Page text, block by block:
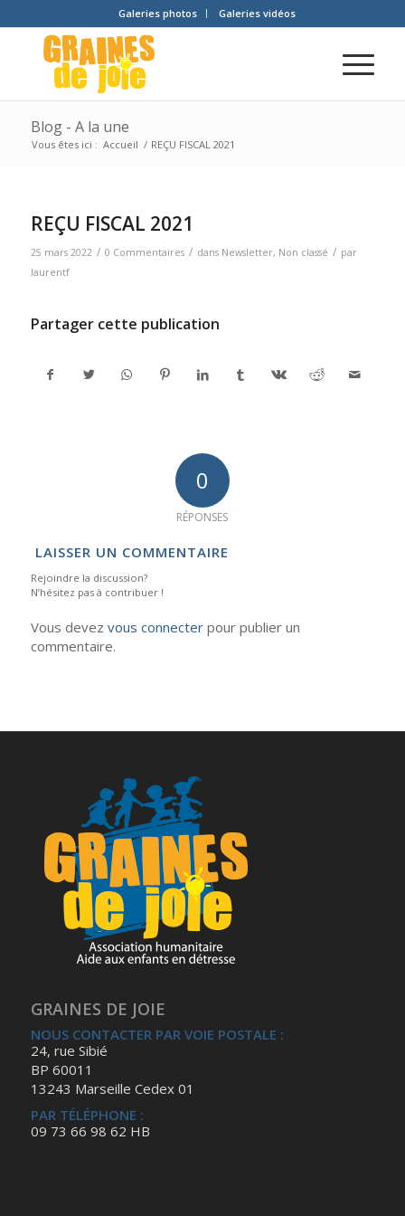
Galeries photos Galeries vidéos
Blog - A la une
Vous êtes ici : Accueil / REÇU FISCAL 2021
REÇU FISCAL 2021
25 mars 2022 / 0 Commentaires / dans Newsletter, Non classé / par
laurentf
Partager cette publication
0
RÉPONSES
LAISSER UN COMMENTAIRE
Rejoindre la discussion?
N’hésitez pas à contribuer !
Vous devez vous connecterpour publier un
commentaire.
GRAINES DE JOIE
NOUS CONTACTER PAR VOIE POSTALE :
24, rue Sibié
BP 60011
13243 Marseille Cedex 01
PAR TÉLÉPHONE :
09 73 66 98 62 HB